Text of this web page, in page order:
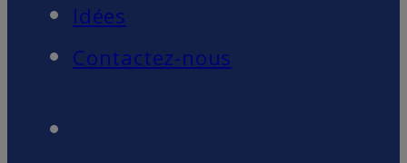
Idées
Contactez-nous